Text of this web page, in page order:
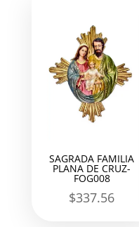
SAGRADA FAMILIA
PLANA DE CRUZ-
FOG008
$337.56